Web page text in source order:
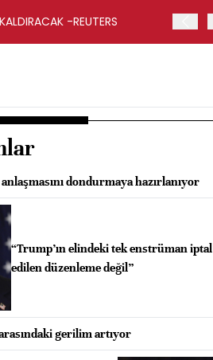
-REUTERS
dondurmaya hazırlanıyor
“Trump’ın elindeki tek enstrüman iptal
edilen düzenleme değil”
gerilim artıyor